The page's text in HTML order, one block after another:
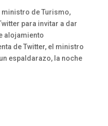
de Turismo,
para invitar a dar
alojamiento
de Twitter, el ministro
espaldarazo, la noche